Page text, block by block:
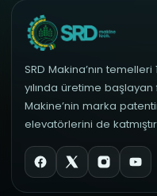
SRD Makina’nın
yılında üretime başlayan
Makine’nin marka
elevatörlerini de